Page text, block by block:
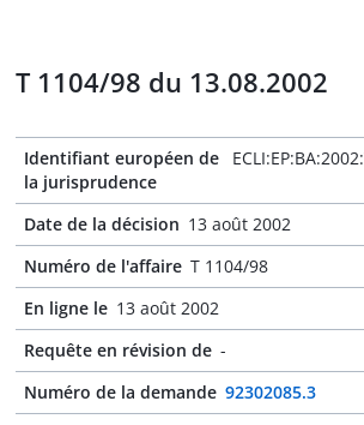
T 1104/98 du 13.08.2002
Identifiant européen de
la jurisprudence
Date de la décision 13 août 2002
Numéro de l'affaire T 1104/98
En ligne le 13 août 2002
Requête en révision de -
Numéro de la demande 92302085.3